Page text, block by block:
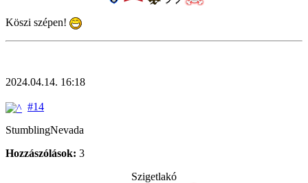
Köszi szépen!
2024.04.14. 16:18
#14
StumblingNevada
Hozzászólások: 3
Szigetlakó